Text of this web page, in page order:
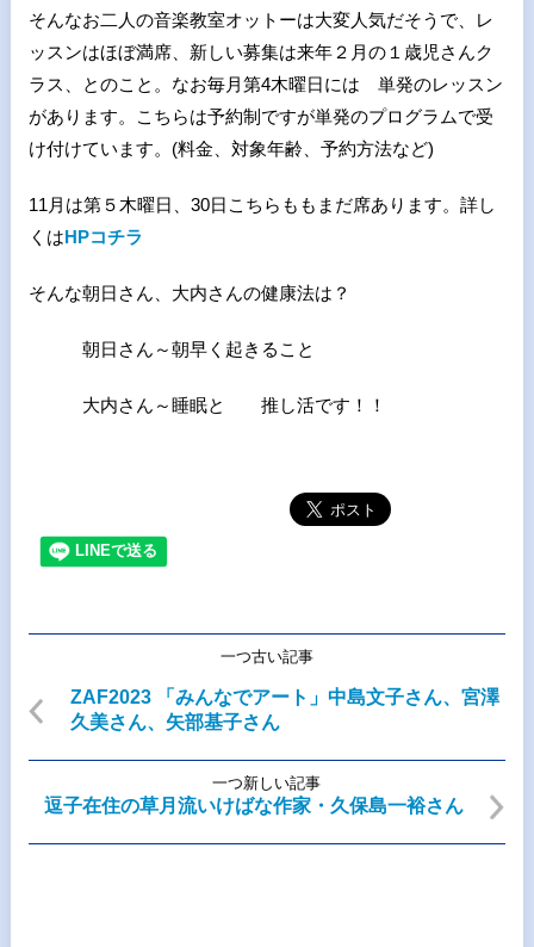
そんなお二人の音楽教室オットーは大変人気だそうで、レ
ッスンはほぼ満席、新しい募集は来年２月の１歳児さんク
ラス、とのこと。なお毎月第4木曜日には 単発のレッスン
があります。こちらは予約制ですが単発のプログラムで受
け付けています。(料金、対象年齢、予約方法など)
11月は第５木曜日、30日こちらももまだ席あります。詳し
くはHPコチラ
そんな朝日さん、大内さんの健康法は？
朝日さん～朝早く起きること
大内さん～睡眠と 推し活です！！
一つ古い記事
ZAF2023 「みんなでアート」中島文子さん、宮澤
久美さん、矢部基子さん
一つ新しい記事
逗子在住の草月流いけばな作家・久保島一裕さん